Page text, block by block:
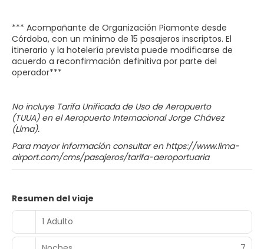
*** Acompañante de Organización Piamonte desde
Córdoba, con un mínimo de 15 pasajeros inscriptos. El
itinerario y la hotelería prevista puede modificarse de
acuerdo a reconfirmación definitiva por parte del
operador***
No incluye Tarifa Unificada de Uso de Aeropuerto
(TUUA) en el Aeropuerto Internacional Jorge Chávez
(Lima).
Para mayor información consultar en https://www.lima-
airport.com/cms/pasajeros/tarifa-aeroportuaria
Resumen del viaje
1 Adulto